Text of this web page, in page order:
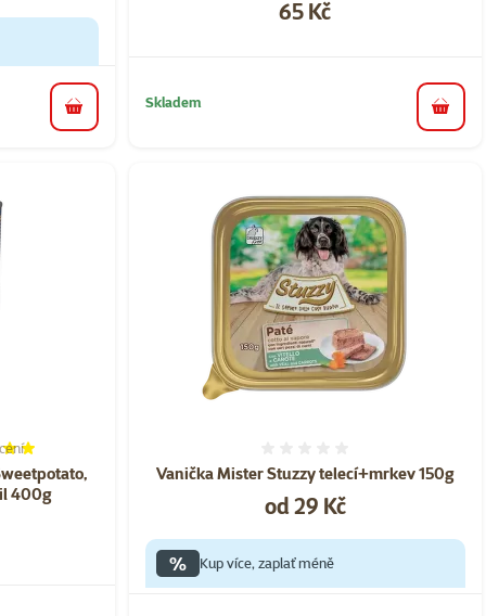
do košíku
Cena
65 Kč
Skladem
do
400g
100%, počet hodnocení: 1
Vanička Mister Stuzzy telecí+mrkev 150g
Cena
od 29 Kč
% Kup více, zaplať méně